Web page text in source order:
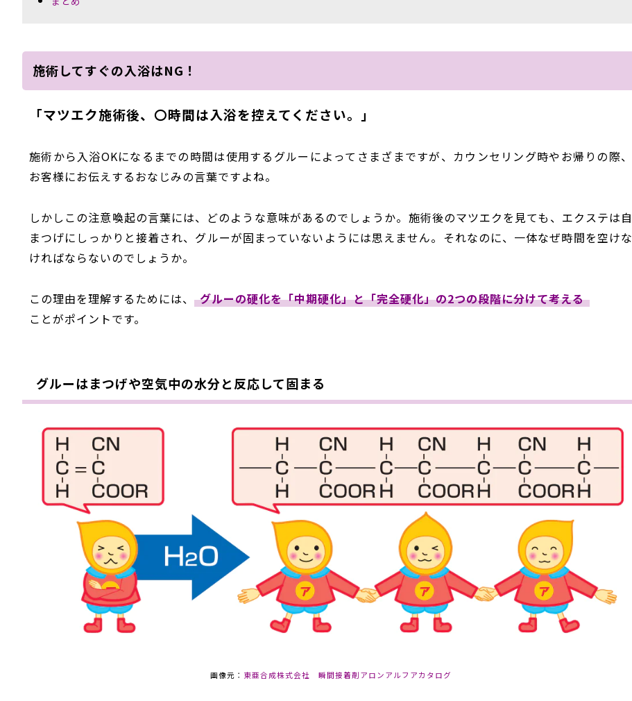
施術してすぐの入浴はNG！
「マツエク施術後、〇時間は入浴を控えてください。」
施術から入浴OKになるまでの時間は使用するグルーによってさまざまですが、カウンセリング時やお帰りの際、
お客様にお伝えするおなじみの言葉ですよね。
しかしこの注意喚起の言葉には、どのような意味があるのでしょうか。施術後のマツエクを見ても、エクステは自
まつげにしっかりと接着され、グルーが固まっていないようには思えません。それなのに、一体なぜ時間を空けな
ければならないのでしょうか。
この理由を理解するためには、
グルーの硬化を「中期硬化」と「完全硬化」の2つの段階に分けて考える
ことがポイントです。
グルーはまつげや空気中の水分と反応して固まる
画像元： 東亜合成株式会社 瞬間接着剤アロンアルフアカタログ